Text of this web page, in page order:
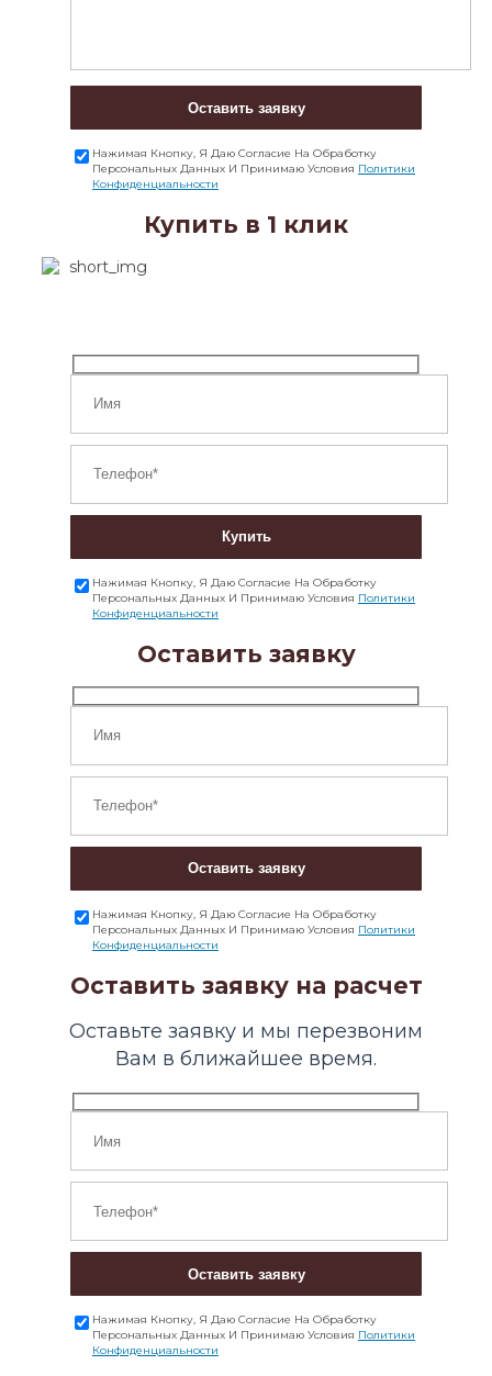
Оставить заявку
Нажимая Кнопку, Я Даю Согласие На Обработку
Персональных Данных И Принимаю Условия Политики
Конфиденциальности
Купить в 1 клик
Купить
Нажимая Кнопку, Я Даю Согласие На Обработку
Персональных Данных И Принимаю Условия Политики
Конфиденциальности
Оставить заявку
Оставить заявку
Нажимая Кнопку, Я Даю Согласие На Обработку
Персональных Данных И Принимаю Условия Политики
Конфиденциальности
Оставить заявку на расчет
Оставьте заявку и мы перезвоним
Вам в ближайшее время.
Оставить заявку
Нажимая Кнопку, Я Даю Согласие На Обработку
Персональных Данных И Принимаю Условия Политики
Конфиденциальности